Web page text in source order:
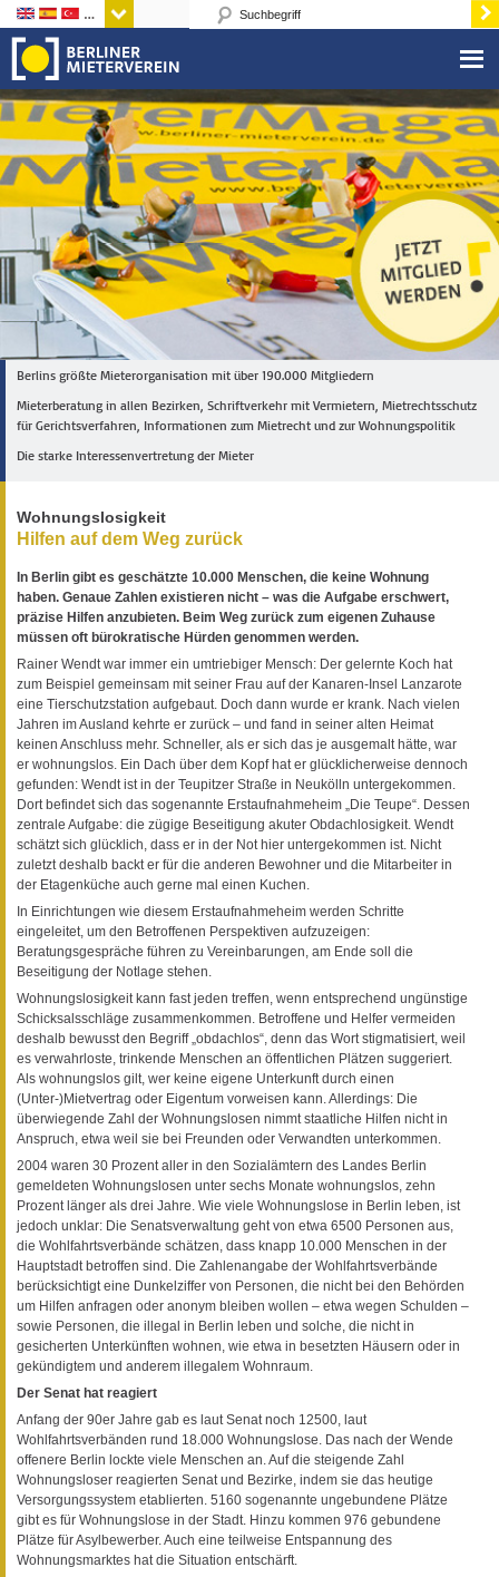
Sprachen
Berlins größte Mieterorganisation mit über 190.000 Mitgliedern
Mieterberatung in allen Bezirken, Schriftverkehr mit Vermietern, Mietrechtsschutz
für Gerichtsverfahren, Informationen zum Mietrecht und zur Wohnungspolitik
Die starke Interessenvertretung der Mieter
Wohnungslosigkeit
Hilfen auf dem Weg zurück
In Berlin gibt es geschätzte 10.000 Menschen, die keine Wohnung
haben. Genaue Zahlen existieren nicht – was die Aufgabe erschwert,
präzise Hilfen anzubieten. Beim Weg zurück zum eigenen Zuhause
müssen oft bürokratische Hürden genommen werden.
Rainer Wendt war immer ein umtriebiger Mensch: Der gelernte Koch hat
zum Beispiel gemeinsam mit seiner Frau auf der Kanaren-Insel Lanzarote
eine Tierschutzstation aufgebaut. Doch dann wurde er krank. Nach vielen
Jahren im Ausland kehrte er zurück – und fand in seiner alten Heimat
keinen Anschluss mehr. Schneller, als er sich das je ausgemalt hätte, war
er wohnungslos. Ein Dach über dem Kopf hat er glücklicherweise dennoch
gefunden: Wendt ist in der Teupitzer Straße in Neukölln untergekommen.
Dort befindet sich das sogenannte Erstaufnahmeheim „Die Teupe“. Dessen
zentrale Aufgabe: die zügige Beseitigung akuter Obdachlosigkeit. Wendt
schätzt sich glücklich, dass er in der Not hier untergekommen ist. Nicht
zuletzt deshalb backt er für die anderen Bewohner und die Mitarbeiter in
der Etagenküche auch gerne mal einen Kuchen.
In Einrichtungen wie diesem Erstaufnahmeheim werden Schritte
eingeleitet, um den Betroffenen Perspektiven aufzuzeigen:
Beratungsgespräche führen zu Vereinbarungen, am Ende soll die
Beseitigung der Notlage stehen.
Wohnungslosigkeit kann fast jeden treffen, wenn entsprechend ungünstige
Schicksalsschläge zusammenkommen. Betroffene und Helfer vermeiden
deshalb bewusst den Begriff „obdachlos“, denn das Wort stigmatisiert, weil
es verwahrloste, trinkende Menschen an öffentlichen Plätzen suggeriert.
Als wohnungslos gilt, wer keine eigene Unterkunft durch einen
(Unter-)Mietvertrag oder Eigentum vorweisen kann. Allerdings: Die
überwiegende Zahl der Wohnungslosen nimmt staatliche Hilfen nicht in
Anspruch, etwa weil sie bei Freunden oder Verwandten unterkommen.
2004 waren 30 Prozent aller in den Sozialämtern des Landes Berlin
gemeldeten Wohnungslosen unter sechs Monate wohnungslos, zehn
Prozent länger als drei Jahre. Wie viele Wohnungslose in Berlin leben, ist
jedoch unklar: Die Senatsverwaltung geht von etwa 6500 Personen aus,
die Wohlfahrtsverbände schätzen, dass knapp 10.000 Menschen in der
Hauptstadt betroffen sind. Die Zahlenangabe der Wohlfahrtsverbände
berücksichtigt eine Dunkelziffer von Personen, die nicht bei den Behörden
um Hilfen anfragen oder anonym bleiben wollen – etwa wegen Schulden –
sowie Personen, die illegal in Berlin leben und solche, die nicht in
gesicherten Unterkünften wohnen, wie etwa in besetzten Häusern oder in
gekündigtem und anderem illegalem Wohnraum.
Der Senat hat reagiert
Anfang der 90er Jahre gab es laut Senat noch 12500, laut
Wohlfahrtsverbänden rund 18.000 Wohnungslose. Das nach der Wende
offenere Berlin lockte viele Menschen an. Auf die steigende Zahl
Wohnungsloser reagierten Senat und Bezirke, indem sie das heutige
Versorgungssystem etablierten. 5160 sogenannte ungebundene Plätze
gibt es für Wohnungslose in der Stadt. Hinzu kommen 976 gebundene
Plätze für Asylbewerber. Auch eine teilweise Entspannung des
Wohnungsmarktes hat die Situation entschärft.